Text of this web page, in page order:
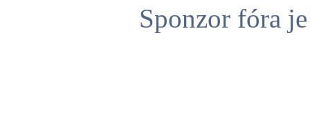
Sponzor fóra